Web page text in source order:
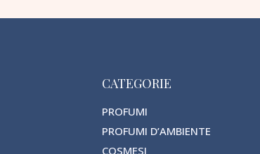
CATEGORIE
PROFUMI
PROFUMI D’AMBIENTE
COSMESI